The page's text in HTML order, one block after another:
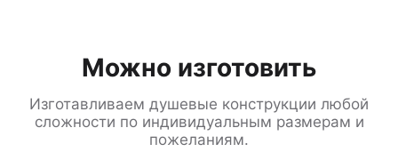
Можно изготовить
Изготавливаем душевые конструкции любой
сложности по индивидуальным размерам и
пожеланиям.